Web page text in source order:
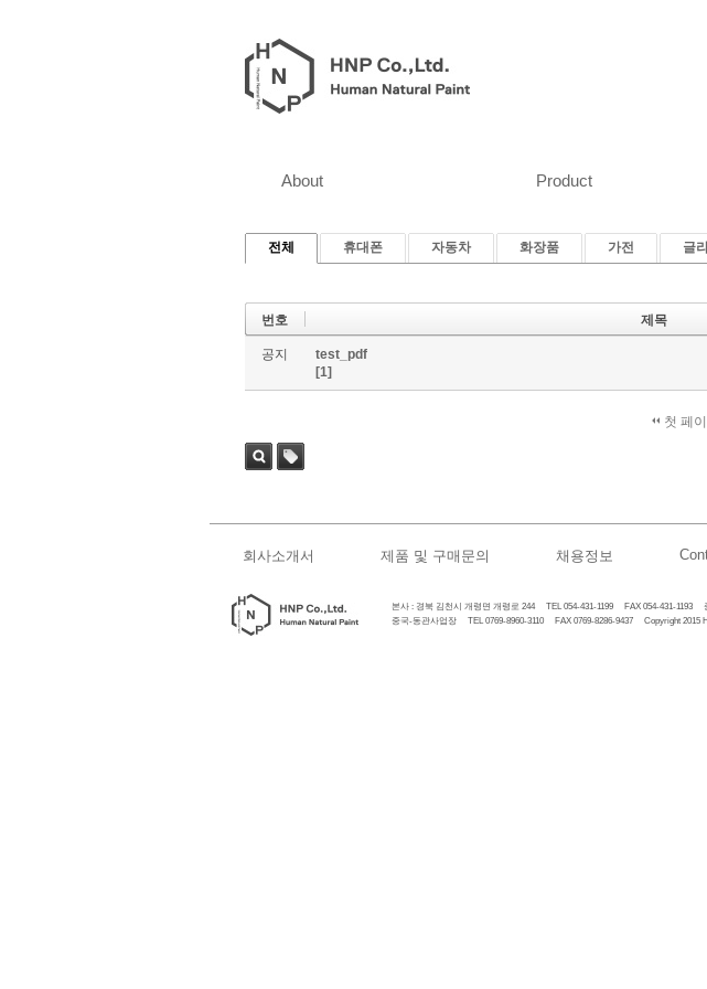
About Product
전체 휴대폰 자동차 화장품 가전 글
번호 제목
공지
test_pdf
[1]
첫 페이
회사소개서 제품 및 구매문의 채용정보
본사 : 경북 김천시 개령면 개령로 244 TEL 054-431-1199 FAX 054-431-
중국-동관사업장 TEL 0769-8960-3110 FAX 0769-8286-9437 Copyright 2015